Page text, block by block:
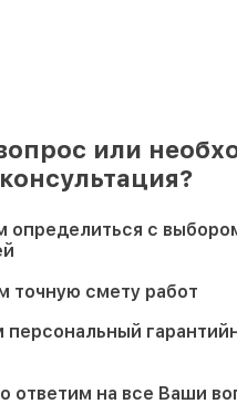
или
консультация?
определиться с
точную смету работ
персональный
ответим на все Ваши